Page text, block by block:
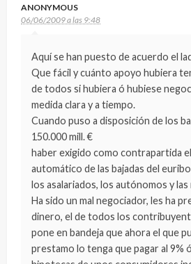
ANONYMOUS
06/06/2009 a las 9:48
Aquí se han puesto de acuerdo el
Que fácil y cuánto apoyo hubiera
de todos si hubiera ó hubiese
medida clara y a tiempo.
Cuando puso a disposición de los
150.000 mill. €
haber exigido como contrapartida
automático de las bajadas del
los asalariados, los autónomos y
Ha sido un mal negociador, les ha
dinero, el de todos los
pone en bandeja que ahora el que
prestamo lo tenga que pagar al 9%